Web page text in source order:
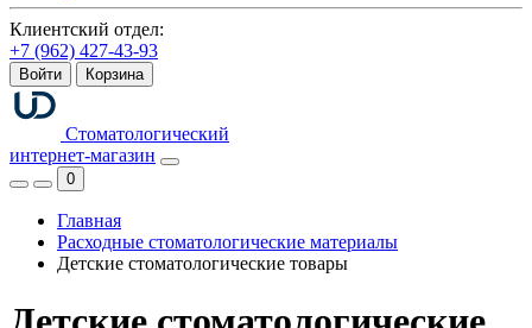
Клиентский отдел:
+7 (962) 427-43-93
Войти Корзина
Стоматологический
интернет-магазин
0
Главная
Расходные стоматологические материалы
Детские стоматологические товары